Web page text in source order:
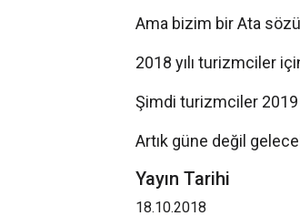
Ama bizim bir Ata
2018 yılı turizmciler
Şimdi turizmciler 2019
Artık güne değil
Yayın Tarihi
18.10.2018